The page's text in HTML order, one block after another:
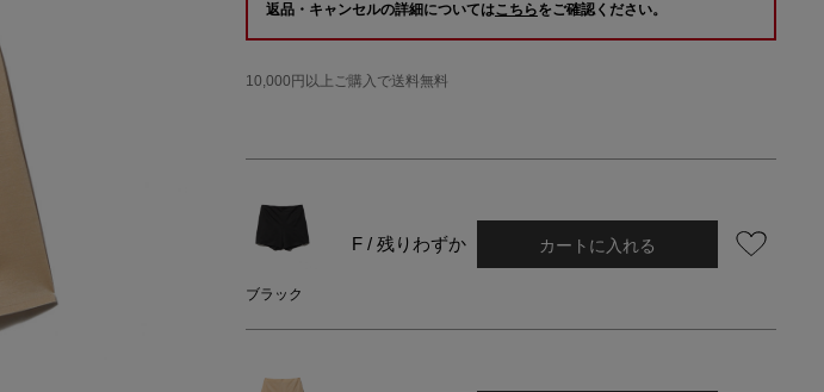
返品・キャンセルの詳細についてはこちらをご確認ください。
10,000円以上ご購入で送料無料
ブラック
F / 残りわずか カートに入れる